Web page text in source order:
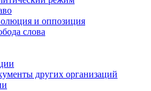
и оппозиция
слова
других организаций